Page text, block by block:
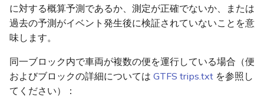
に対する概算予測であるか、測定が正確でないか、または
過去の予測がイベント発生後に検証されていないことを意
味します。
同一ブロック内で車両が複数の便を運行している場合（便
およびブロックの詳細については GTFS trips.txt を参照し
てください）：